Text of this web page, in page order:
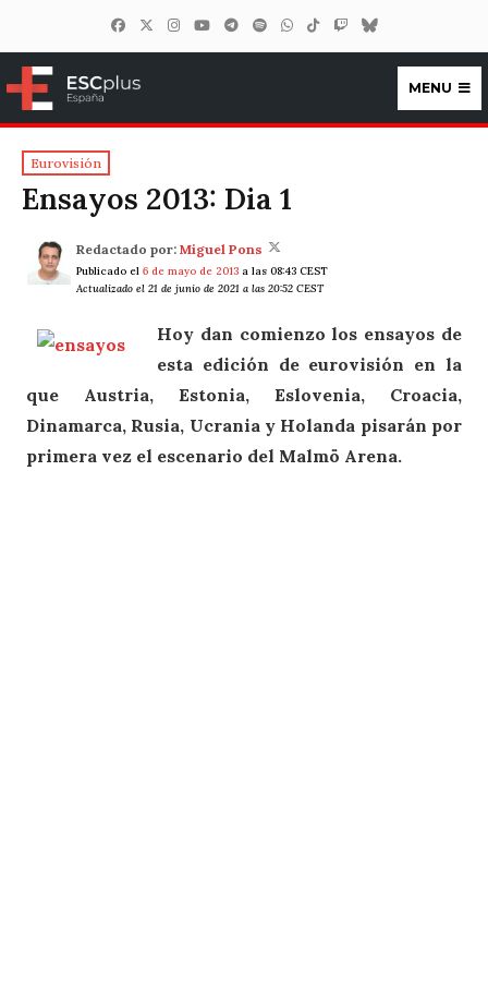
ESCplus España
MENU
Eurovisión
Ensayos 2013: Dia 1
Redactado por: Miguel Pons
Publicado el 6 de mayo de 2013 a las 08:43 CEST
Actualizado el 21 de junio de 2021 a las 20:52 CEST
Hoy dan comienzo los ensayos de
esta edición de eurovisión en la
que Austria, Estonia, Eslovenia, Croacia,
Dinamarca, Rusia, Ucrania y Holanda pisarán por
primera vez el escenario del Malmö Arena.